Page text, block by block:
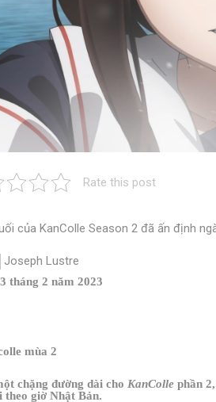
Rate this post
của KanColle Season 2 đã ấn định
Joseph Lustre
tháng 2 năm 2023
chặng đường dài cho KanColle phần
theo giờ Nhật Bản.